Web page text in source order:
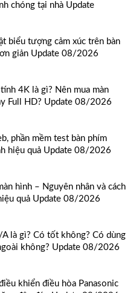
chóng tại nhà Update
biểu tượng cảm xúc trên bàn
giản Update 08/2026
4K là gì? Nên mua màn
Full HD? Update 08/2026
phần mềm test bàn phím
hiệu quả Update 08/2026
hình – Nguyên nhân và cách
quả Update 08/2026
A là gì? Có tốt không? Có dùng
không? Update 08/2026
khiển điều hòa Panasonic